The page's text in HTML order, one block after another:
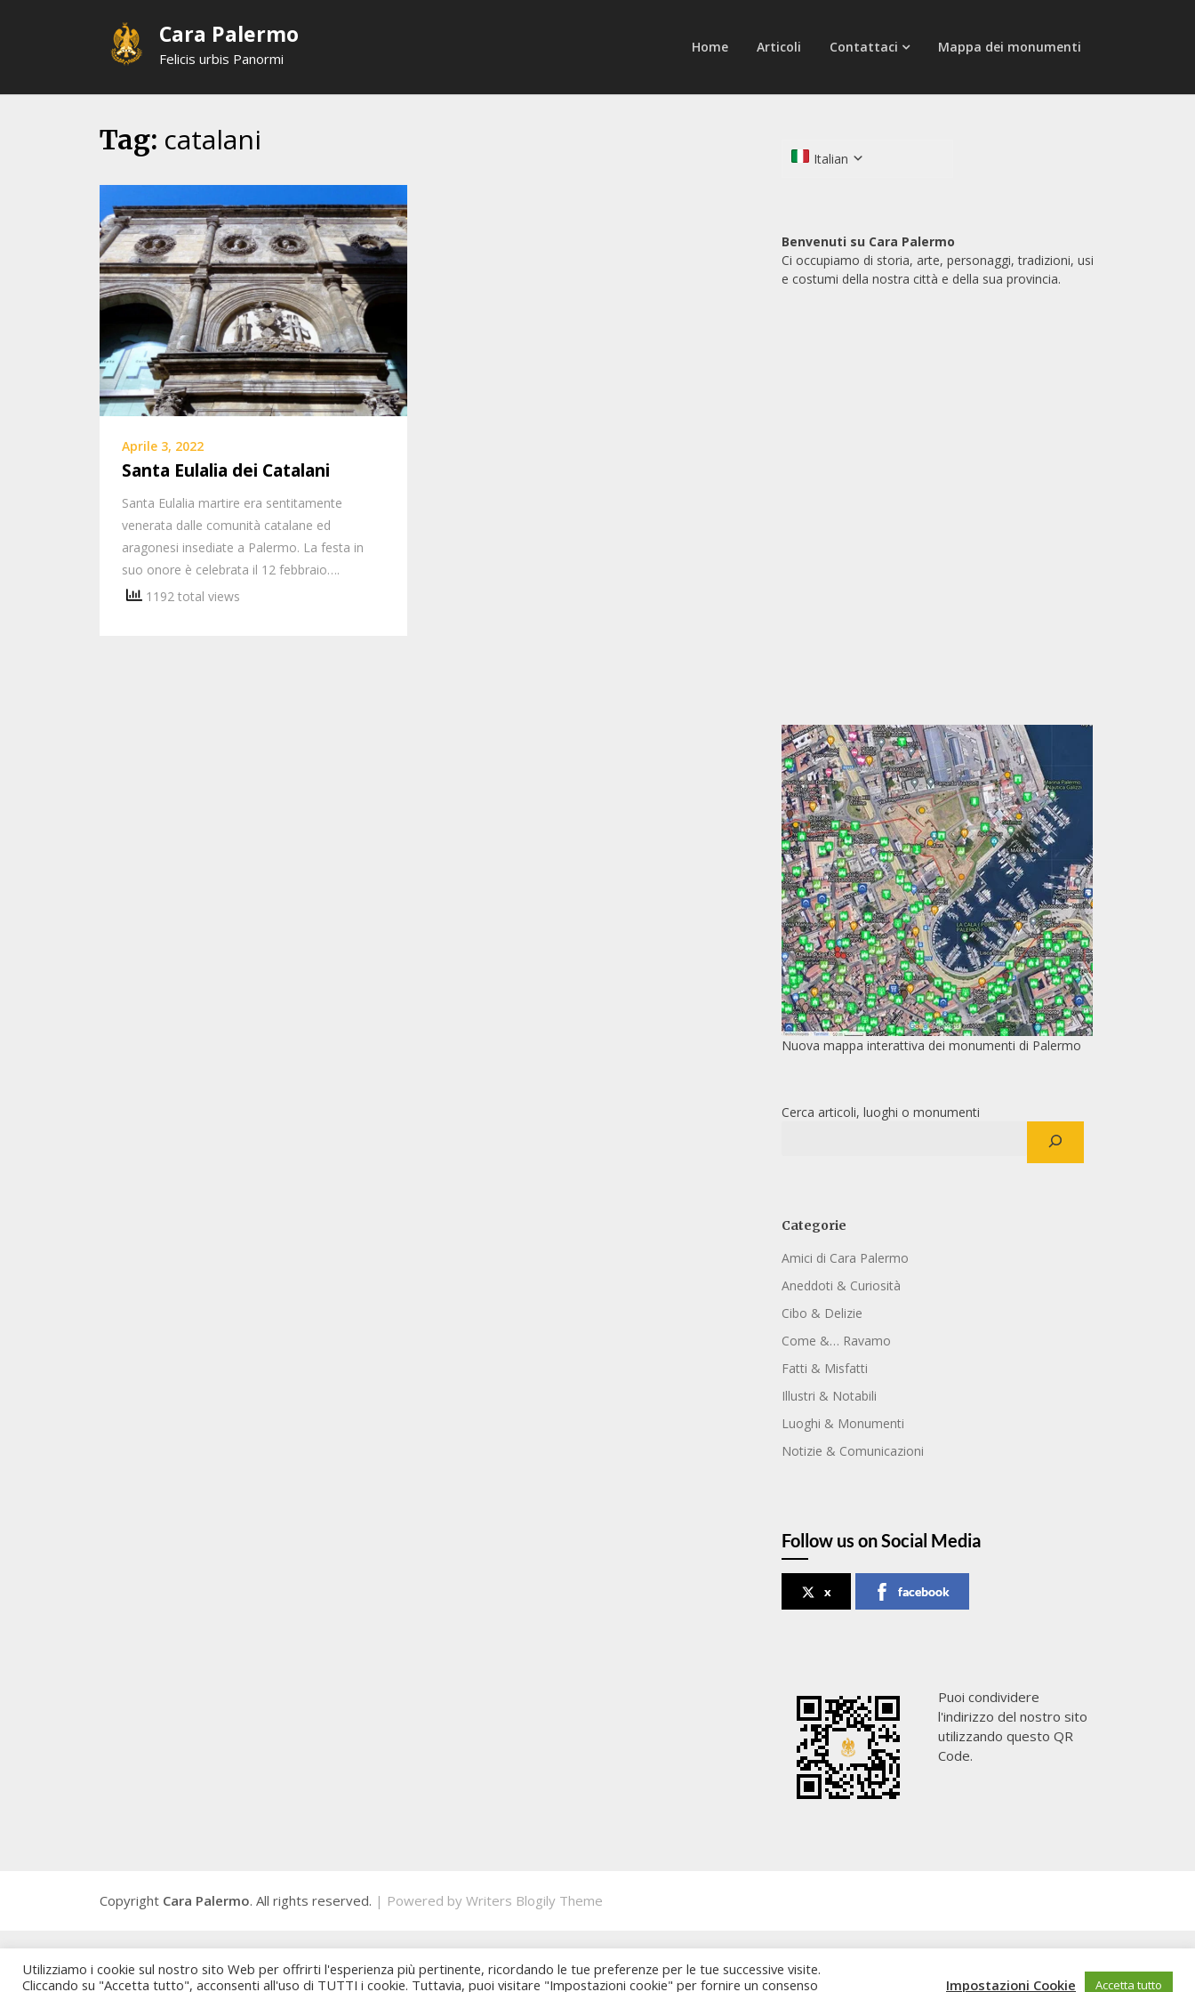
Cara Palermo
Felicis urbis Panormi
Home Articoli Contattaci Mappa dei monumenti
Tag: catalani
Aprile 3, 2022
Santa Eulalia dei Catalani
Santa Eulalia martire era sentitamente
venerata dalle comunità catalane ed
aragonesi insediate a Palermo. La festa in
suo onore è celebrata il 12 febbraio….
1192 total views
Italian
Benvenuti su Cara Palermo
Ci occupiamo di storia, arte, personaggi, tradizioni, usi
e costumi della nostra città e della sua provincia.
Nuova mappa interattiva dei monumenti di Palermo
Cerca articoli, luoghi o monumenti
Categorie
Amici di Cara Palermo
Aneddoti & Curiosità
Cibo & Delizie
Come &… Ravamo
Fatti & Misfatti
Illustri & Notabili
Luoghi & Monumenti
Notizie & Comunicazioni
Follow us on Social Media
x facebook
Puoi condividere
l'indirizzo del nostro sito
utilizzando questo QR
Code.
Copyright Cara Palermo. All rights reserved. | Powered by Writers Blogily Theme
Utilizziamo i cookie sul nostro sito Web per offrirti l'esperienza più pertinente, ricordando le tue preferenze per le tue successive visite.
Cliccando su "Accetta tutto", acconsenti all'uso di TUTTI i cookie. Tuttavia, puoi visitare "Impostazioni cookie" per fornire un consenso
Impostazioni Cookie Accetta tutto